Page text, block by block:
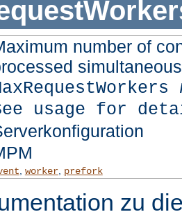
number of
usage for
worker, prefork
zu